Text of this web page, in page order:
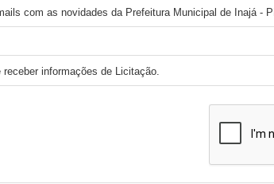
com as novidades da Prefeitura Municipal de Inajá -
receber informações de Licitação.